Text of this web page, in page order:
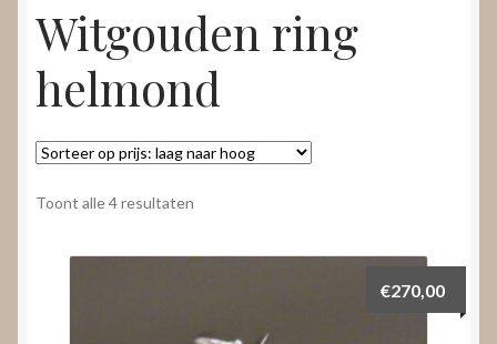
Over
Contact
Nieuws
Video’s
Witgouden ring
helmond
Toont alle 4 resultaten
€270,00